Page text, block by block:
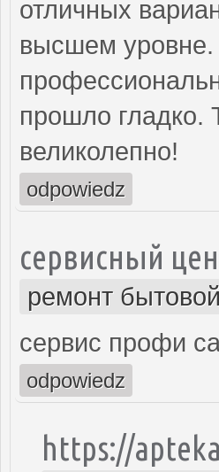
отличных
высшем уровне.
прошло гладко.
великолепно!
odpowiedz
сервисный
ремонт
сервис профи
odpowiedz
https://